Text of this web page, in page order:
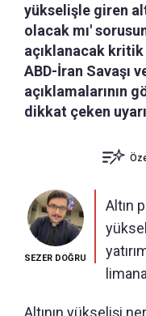
yükselişle giren
olacak mı'
açıklanacak
ABD-İran Savaşı
açıklamalarının
dikkat çeken
SEZER DOĞRU
Altın
Altının yükselişi